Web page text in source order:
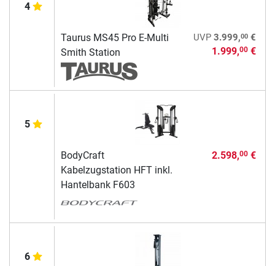
4
Taurus MS45 Pro E-Multi
Smith Station
UVP 3.999,00€
1.999,00€
5
BodyCraft
Kabelzugstation HFT inkl.
Hantelbank F603
2.598,00€
6